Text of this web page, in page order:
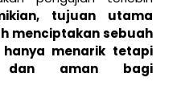
tujuan utama
menciptakan sebuah
menarik tetapi
dan aman bagi